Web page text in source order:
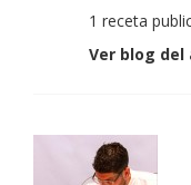
1 receta
Ver blog del